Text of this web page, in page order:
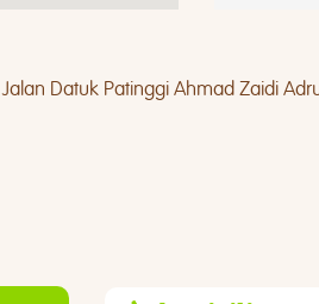
Datuk Patinggi Ahmad Zaidi